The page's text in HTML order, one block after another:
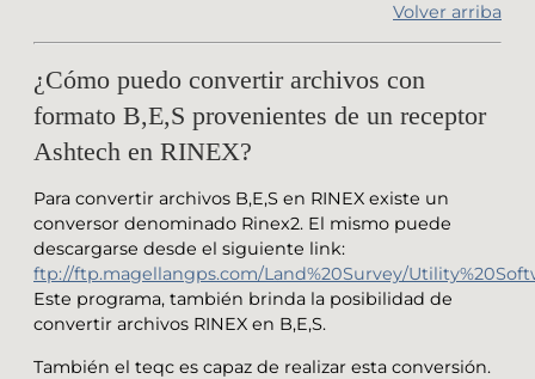
Volver arriba
¿Cómo puedo convertir archivos con
formato B,E,S provenientes de un receptor
Ashtech en RINEX?
Para convertir archivos B,E,S en RINEX existe un
conversor denominado Rinex2. El mismo puede
descargarse desde el siguiente link:
ftp://ftp.magellangps.com/Land%20Survey/
Este programa, también brinda la posibilidad de
convertir archivos RINEX en B,E,S.
También el teqc es capaz de realizar esta conversión.